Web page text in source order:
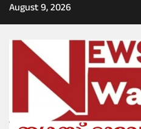
Skip
to
August 9, 2026